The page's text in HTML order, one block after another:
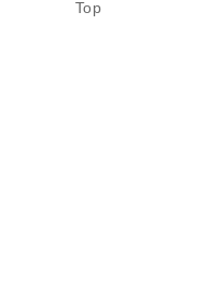
Top